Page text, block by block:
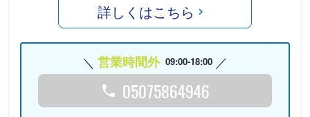
詳しくはこちら
営業時間外 09:00-18:00
05075864946